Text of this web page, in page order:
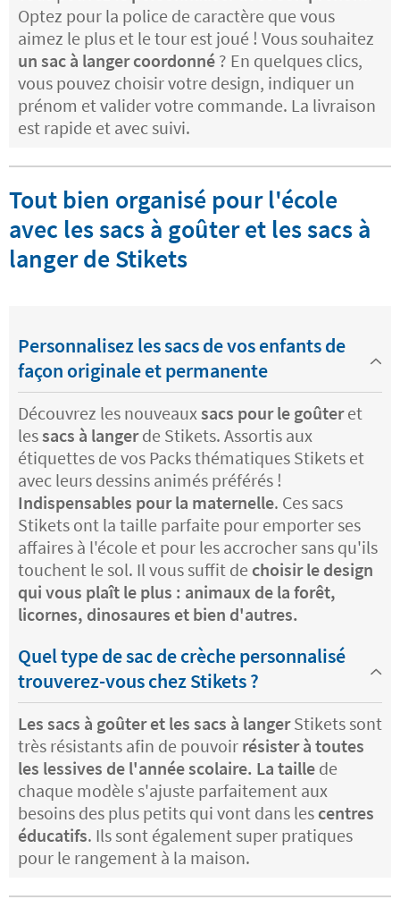
Optez pour la police de caractère que vous
aimez le plus et le tour est joué ! Vous souhaitez
un sac à langer coordonné ? En quelques clics,
vous pouvez choisir votre design, indiquer un
prénom et valider votre commande. La livraison
est rapide et avec suivi.
Tout bien organisé pour l'école
avec les sacs à goûter et les sacs à
langer de Stikets
Personnalisez les sacs de vos enfants de
façon originale et permanente
Découvrez les nouveaux sacs pour le goûteret
lessacs à langerde Stikets. Assortis aux
étiquettes de vos Packs thématiques Stikets et
avec leurs dessins animés préférés !
Indispensables pour la maternelle. Ces sacs
Stikets ont la taille parfaite pour emporter ses
affaires à l'école et pour les accrocher sans qu'ils
touchent le sol. Il vous suffit de choisir le design
qui vous plaît le plus : animaux de la forêt,
licornes, dinosaures et bien d'autres.
Quel type de sac de crèche personnalisé
trouverez-vous chez Stikets ?
Les sacs à goûter et les sacs à langerStikets sont
très résistants afin de pouvoir résister à toutes
les lessives de l'année scolaire. La taille de
chaque modèle s'ajuste parfaitement aux
besoins des plus petits qui vont dans les centres
éducatifs. Ils sont également super pratiques
pour le rangement à la maison.